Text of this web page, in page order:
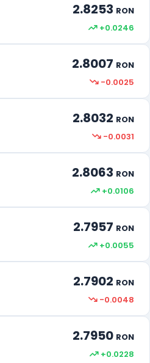
2.8253 RON
+0.0246
2.8007 RON
-0.0025
2.8032 RON
-0.0031
2.8063 RON
+0.0106
2.7957 RON
+0.0055
2.7902 RON
-0.0048
2.7950 RON
+0.0228